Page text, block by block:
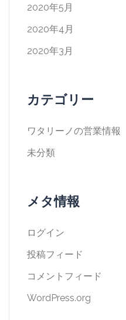
2020年5月
2020年4月
2020年3月
カテゴリー
ワタリーノの営業情報
未分類
メタ情報
ログイン
投稿フィード
コメントフィード
WordPress.org